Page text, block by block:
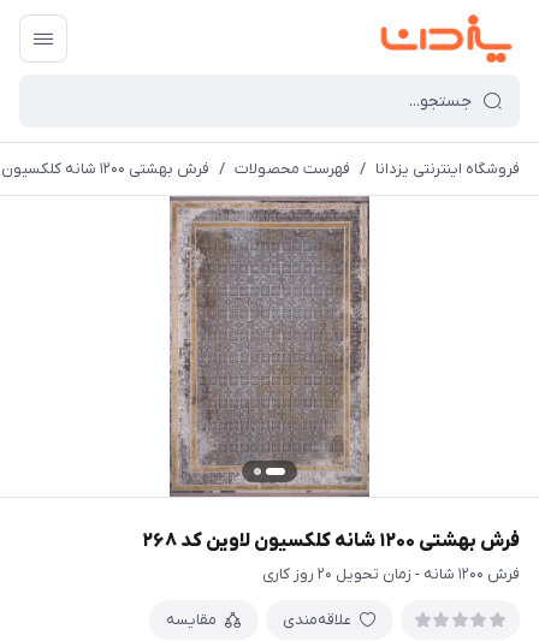
فروشگاه اینترنتی یزدانا / فهرست محصولات / فرش بهشتی 1200 شانه کلکسیون لاوین کد 268
فرش بهشتی 1200 شانه کلکسیون لاوین کد 268
فرش 1200 شانه - زمان تحویل 20 روز کاری
علاقه‌مندی مقایسه